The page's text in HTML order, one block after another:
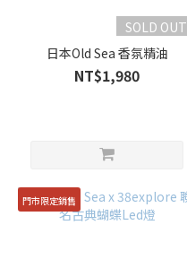
SOLD OUT
日本Old Sea 香氛精油
NT$1,980
門市限定銷售